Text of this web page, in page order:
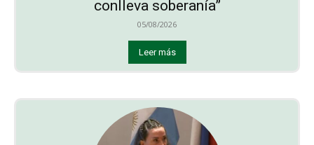
conlleva soberanía”
05/08/2026
Leer más